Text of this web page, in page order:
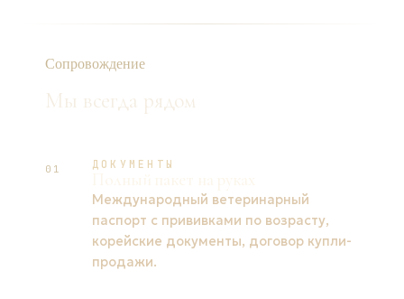
Сопровождение
Мы всегда рядом
01 ДОКУМЕНТЫ
Международный ветеринарный
паспорт с прививками по возрасту,
корейские документы, договор купли-
продажи.